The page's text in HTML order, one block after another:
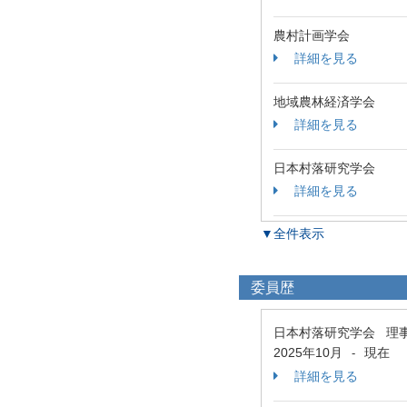
農村計画学会
詳細を見る
地域農林経済学会
詳細を見る
日本村落研究学会
詳細を見る
▼全件表示
委員歴
日本村落研究学会
2025年10月
-
現在
詳細を見る